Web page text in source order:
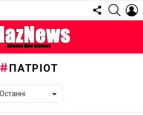
FOLLOW
US
ПАТРІОТ